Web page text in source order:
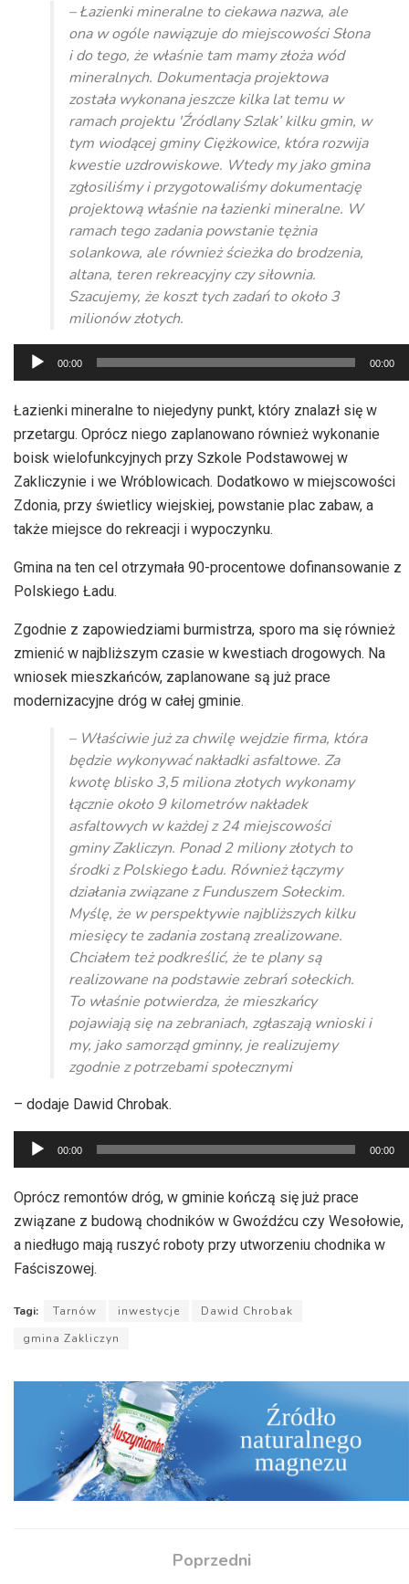
– Łazienki mineralne to ciekawa nazwa, ale
ona w ogóle nawiązuje do miejscowości Słona
i do tego, że właśnie tam mamy złoża wód
mineralnych. Dokumentacja projektowa
została wykonana jeszcze kilka lat temu w
ramach projektu 'Źródlany Szlak’ kilku gmin, w
tym wiodącej gminy Ciężkowice, która rozwija
kwestie uzdrowiskowe. Wtedy my jako gmina
zgłosiliśmy i przygotowaliśmy dokumentację
projektową właśnie na łazienki mineralne. W
ramach tego zadania powstanie tężnia
solankowa, ale również ścieżka do brodzenia,
altana, teren rekreacyjny czy siłownia.
Szacujemy, że koszt tych zadań to około 3
milionów złotych.
Odtwarzacz
plików
dźwiękowych
00:00 00:00
Łazienki mineralne to niejedyny punkt, który znalazł się w
przetargu. Oprócz niego zaplanowano również wykonanie
boisk wielofunkcyjnych przy Szkole Podstawowej w
Zakliczynie i we Wróblowicach. Dodatkowo w miejscowości
Zdonia, przy świetlicy wiejskiej, powstanie plac zabaw, a
także miejsce do rekreacji i wypoczynku.
Gmina na ten cel otrzymała 90-procentowe dofinansowanie z
Polskiego Ładu.
Zgodnie z zapowiedziami burmistrza, sporo ma się również
zmienić w najbliższym czasie w kwestiach drogowych. Na
wniosek mieszkańców, zaplanowane są już prace
modernizacyjne dróg w całej gminie.
– Właściwie już za chwilę wejdzie firma, która
będzie wykonywać nakładki asfaltowe. Za
kwotę blisko 3,5 miliona złotych wykonamy
łącznie około 9 kilometrów nakładek
asfaltowych w każdej z 24 miejscowości
gminy Zakliczyn. Ponad 2 miliony złotych to
środki z Polskiego Ładu. Również łączymy
działania związane z Funduszem Sołeckim.
Myślę, że w perspektywie najbliższych kilku
miesięcy te zadania zostaną zrealizowane.
Chciałem też podkreślić, że te plany są
realizowane na podstawie zebrań sołeckich.
To właśnie potwierdza, że mieszkańcy
pojawiają się na zebraniach, zgłaszają wnioski i
my, jako samorząd gminny, je realizujemy
zgodnie z potrzebami społecznymi
– dodaje Dawid Chrobak.
Odtwarzacz
plików
dźwiękowych
00:00 00:00
Oprócz remontów dróg, w gminie kończą się już prace
związane z budową chodników w Gwoźdźcu czy Wesołowie,
a niedługo mają ruszyć roboty przy utworzeniu chodnika w
Faściszowej.
Tagi: Tarnów inwestycje
Dawid Chrobak
gmina Zakliczyn
Poprzedni